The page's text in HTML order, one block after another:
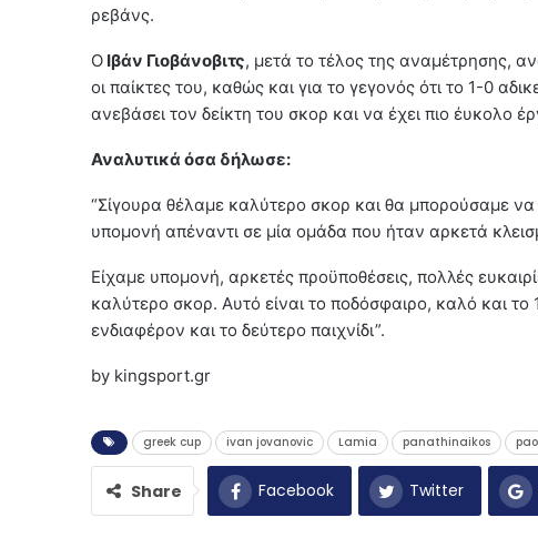
ρεβάνς.
Ο Ιβάν Γιοβάνοβιτς, μετά το τέλος της αναμέτρησης,
οι παίκτες του, καθώς και για το γεγονός ότι το 1-0
ανεβάσει τον δείκτη του σκορ και να έχει πιο έυκολο
Αναλυτικά όσα δήλωσε:
“Σίγουρα θέλαμε καλύτερο σκορ και θα μπορούσαμε να
υπομονή απέναντι σε μία ομάδα που ήταν αρκετά
Είχαμε υπομονή, αρκετές προϋποθέσεις, πολλές
καλύτερο σκορ. Αυτό είναι το ποδόσφαιρο, καλό και
ενδιαφέρον και το δεύτερο παιχνίδι”.
by kingsport.gr
greek cup ivan jovanovic Lamia panathinaikos
Share Facebook Twitter